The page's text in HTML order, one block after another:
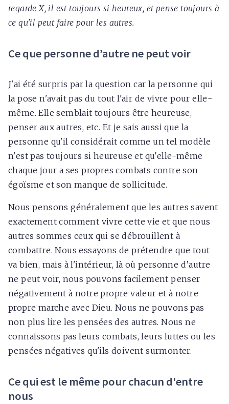
regarde X, il est toujours si heureux, et pense toujours à
ce qu'il peut faire pour les autres.
Ce que personne d’autre ne peut voir
J'ai été surpris par la question car la personne qui
la pose n'avait pas du tout l'air de vivre pour elle-
même. Elle semblait toujours être heureuse,
penser aux autres, etc. Et je sais aussi que la
personne qu'il considérait comme un tel modèle
n'est pas toujours si heureuse et qu'elle-même
chaque jour a ses propres combats contre son
égoïsme et son manque de sollicitude.
Nous pensons généralement que les autres savent
exactement comment vivre cette vie et que nous
autres sommes ceux qui se débrouillent à
combattre. Nous essayons de prétendre que tout
va bien, mais à l'intérieur, là où personne d’autre
ne peut voir, nous pouvons facilement penser
négativement à notre propre valeur et à notre
propre marche avec Dieu. Nous ne pouvons pas
non plus lire les pensées des autres. Nous ne
connaissons pas leurs combats, leurs luttes ou les
pensées négatives qu'ils doivent surmonter.
Ce qui est le même pour chacun d'entre
nous